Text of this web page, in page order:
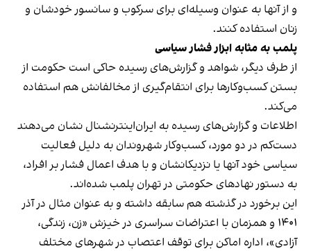
و از آنها به عنوان وسیله‌ای برای سرکوب و سانسور خودشان و
زنان استفاده کنند.
پلمب به مثابه ابزار فشار سیاسی
از طرف دیگر، شواهد و گزارش‌های رسیده حاکی است حکومت از
بستن کسب‌وکارها برای انتقام‌گیری از مخالفانش هم استفاده
می‌کند.
اطلاعات و گزارش‌های رسیده به ایران‌اینترنشنال نشان می‌دهند
دست‌کم در دو مورد، کسب‌وکار شهروندان به دلیل فعالیت
سیاسی خود آنها یا نزدیکانشان و با هدف اعمال فشار بر افراد،
به دستور نهادهای حکومتی در تهران پلمب شده‌اند.
این برخورد در گذشته هم سابقه داشته و به عنوان مثال در آذر
۱۴۰۱ و همزمان با اعتراضات سراسری در خیزش «زن، زندگی،
آزادی»، اداره اماکن برای توقف اعتصاب در شهرهای مختلف